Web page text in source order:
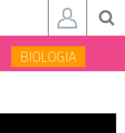
BIOLOGIA